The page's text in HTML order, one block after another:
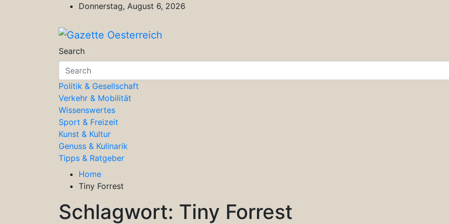
Donnerstag, August 6, 2026
Gazette Oesterreich
Magazin für Freizeit, Politik, Kultur & Wissenschaft
Search
Politik & Gesellschaft
Verkehr & Mobilität
Wissenswertes
Sport & Freizeit
Kunst & Kultur
Genuss & Kulinarik
Tipps & Ratgeber
Home
Tiny Forrest
Schlagwort: Tiny Forrest